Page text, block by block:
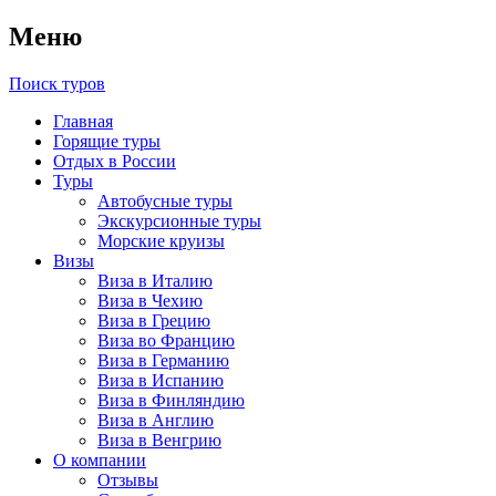
Меню
Поиск туров
Главная
Горящие туры
Отдых в России
Туры
Автобусные туры
Экскурсионные туры
Морские круизы
Визы
Виза в Италию
Виза в Чехию
Виза в Грецию
Виза во Францию
Виза в Германию
Виза в Испанию
Виза в Финляндию
Виза в Англию
Виза в Венгрию
О компании
Отзывы